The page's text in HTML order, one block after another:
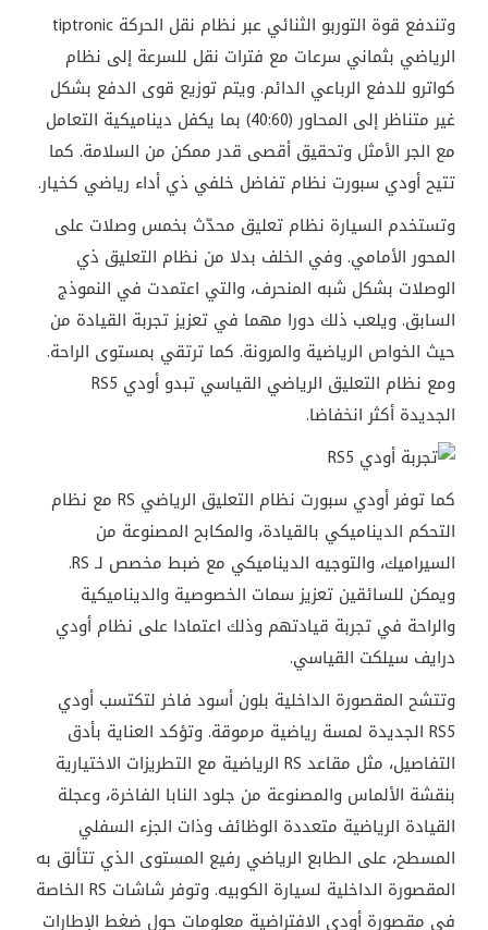
وتندفع قوة التوربو الثنائي عبر نظام نقل الحركة
الرياضي بثماني سرعات مع فترات نقل للسرعة إلى نظام
كواترو للدفع الرباعي الدائم.ويتم توزيع قوى الدفع بشكل
غير متناظرإلى المحاور(40:60) بما يكفل ديناميكية التعامل
مع الجر الأمثل وتحقيق أقصى قدر ممكن من السلامة. كما
تتيحأودي سبورت نظام تفاضل خلفي ذي أداء رياضي كخيار.
وتستخدم السيارة نظام تعليق محدّث بخمس وصلات على
المحور الأمامي.وفي الخلف بدلا من نظام التعليق ذي
الوصلات بشكل شبه المنحرف، والتي اعتمدت في النموذج
السابق.ويلعب ذلك دورا مهما في تعزيزتجربة القيادة من
حيث الخواص الرياضية والمرونة. كما ترتقي بمستوى الراحة.
ومع نظام التعليق الرياضي القياسي تبدو أودي
الجديدة أكثر انخفاضا.
كما توفرأودي سبورت نظام التعليق الرياضي مع نظام
التحكم الديناميكي بالقيادة، والمكابح المصنوعة من
السيراميك، والتوجيه الديناميكي مع ضبط مخصص لـRS.
ويمكن للسائقين تعزيز سمات الخصوصية والديناميكية
والراحة في تجربة قيادتهم وذلك اعتمادا على نظام أودي
درايف سيلكت القياسي.
وتتشح المقصورة الداخلية بلون أسود فاخر لتكتسب أودي
RS5 الجديدة لمسة رياضية مرموقة.وتؤكد العناية بأدق
التفاصيل، مثل مقاعد الرياضية مع التطريزات الاختيارية
بنقشة الألماس والمصنوعة من جلود النابا الفاخرة، وعجلة
القيادة الرياضية متعددة الوظائف وذات الجزء السفلي
المسطح، على الطابع الرياضي رفيع المستوى الذي تتألق به
المقصورة الداخلية لسيارة الكوبيه.وتوفر شاشات
الخاصة
في مقصورة أودي الافتراضية معلومات حول ضغط الإطارات